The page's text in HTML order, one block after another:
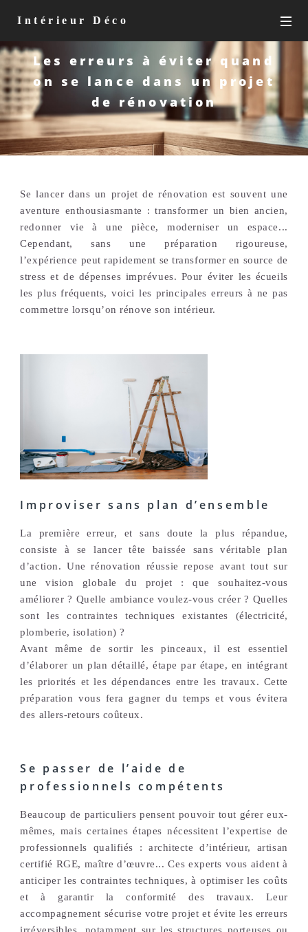
Intérieur Déco
Les erreurs à éviter quand
on se lance dans un projet
de rénovation
Se lancer dans un projet de rénovation est souvent une
aventure enthousiasmante : transformer un bien ancien,
redonner vie à une pièce, moderniser un espace...
Cependant, sans une préparation rigoureuse,
l’expérience peut rapidement se transformer en source de
stress et de dépenses imprévues. Pour éviter les écueils
les plus fréquents, voici les principales erreurs à ne pas
commettre lorsqu’on rénove son intérieur.
Improviser sans plan d’ensemble
La première erreur, et sans doute la plus répandue,
consiste à se lancer tête baissée sans véritable plan
d’action. Une rénovation réussie repose avant tout sur
une vision globale du projet : que souhaitez-vous
améliorer ? Quelle ambiance voulez-vous créer ? Quelles
sont les contraintes techniques existantes (électricité,
plomberie, isolation) ?
Avant même de sortir les pinceaux, il est essentiel
d’élaborer un plan détaillé, étape par étape, en intégrant
les priorités et les dépendances entre les travaux. Cette
préparation vous fera gagner du temps et vous évitera
des allers-retours coûteux.
Se passer de l’aide de
professionnels compétents
Beaucoup de particuliers pensent pouvoir tout gérer eux-
mêmes, mais certaines étapes nécessitent l’expertise de
professionnels qualifiés : architecte d’intérieur, artisan
certifié RGE, maître d’œuvre... Ces experts vous aident à
anticiper les contraintes techniques, à optimiser les coûts
et à garantir la conformité des travaux. Leur
accompagnement sécurise votre projet et évite les erreurs